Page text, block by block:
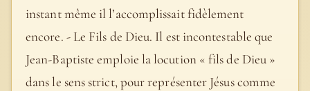
instant même il l’accomplissait fidèlement
encore. - Le Fils de Dieu. Il est incontestable que
Jean-Baptiste emploie la locution « fils de Dieu »
dans le sens strict, pour représenter Jésus comme